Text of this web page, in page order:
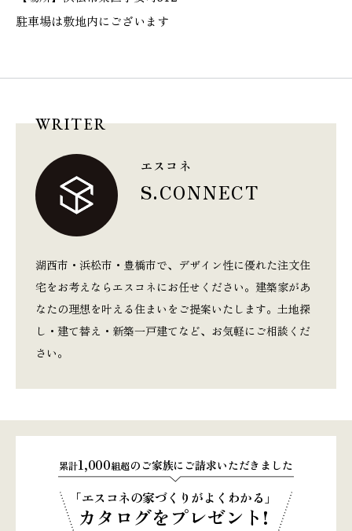
駐車場は敷地内にございます
WRITER
エスコネ
S.CONNECT
湖西市・浜松市・豊橋市で、デザイン性に優れた注文住
宅をお考えならエスコネにお任せください。建築家があ
なたの理想を叶える住まいをご提案いたします。土地探
し・建て替え・新築一戸建てなど、お気軽にご相談くだ
さい。
累計1,000組超のご家族にご請求いただきました
「エスコネの家づくりがよくわかる」
カタログをプレゼント!